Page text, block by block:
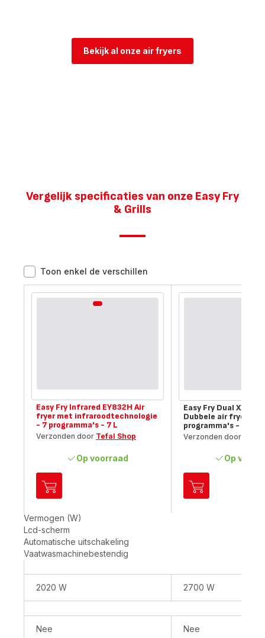
EY905D
air
fryer
Bekijk al onze air fryers
Vergelijk specificaties van onze Easy Fry
& Grills
Toon enkel de verschillen
Toevoegen
aan
winkelwagen
Easy
EY832H
Air
-
Easy Fry Infrared EY832H Air
fryer met infraroodtechnologie
- 7 programma's - 7 L
Verzonden door Tefal Shop
Op voorraad
Toevoegen
aan
XXL
EY9428
-
Easy Fry Dual XXL
Dubbele air fryer - 6
programma's - 11 L
Verzonden door
Op
Vermogen (W)
Lcd-scherm
Automatische uitschakeling
Vaatwasmachinebestendig
2020 W 2700 W
Nee Nee